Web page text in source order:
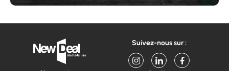
Suivez-nous sur :